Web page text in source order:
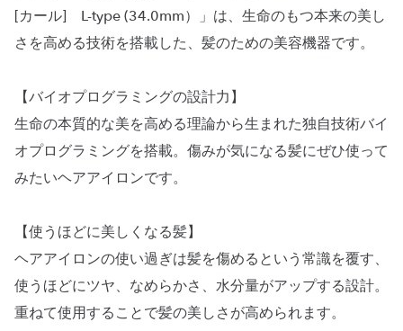
[カール] L-type (34.0mm）」は、生命のもつ本来の美し
さを高める技術を搭載した、髪のための美容機器です。
【バイオプログラミングの設計力】
生命の本質的な美を高める理論から生まれた独自技術バイ
オプログラミングを搭載。傷みが気になる髪にぜひ使って
みたいヘアアイロンです。
【使うほどに美しくなる髪】
ヘアアイロンの使い過ぎは髪を傷めるという常識を覆す、
使うほどにツヤ、なめらかさ、水分量がアップする設計。
重ねて使用することで髪の美しさが高められます。